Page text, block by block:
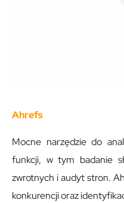
Ahrefs
Mocne narzędzie do
funkcji, w tym badanie
zwrotnych i audyt stron.
konkurencji oraz